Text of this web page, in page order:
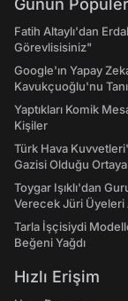
Günün Popüler
Fatih Altaylı'dan
Görevlisisiniz"
Google'ın Yapay
Kavukçuoğlu'nu
Yaptıkları Komik
Kişiler
Türk Hava
Gazisi Olduğu Ortaya
Toygar Işıklı'dan
Verecek Jüri Üyeleri
Tarla İşçisiydi
Beğeni Yağdı
Hızlı Erişim